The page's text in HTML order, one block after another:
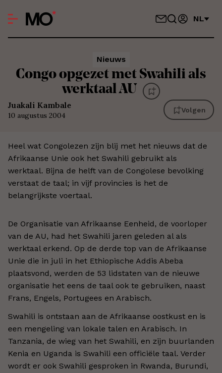
NL
Nieuws
Congo opgezet met Swahili als
werktaal AU
Juakali Kambale
10 augustus 2004
Volgen
Heel wat Congolezen zijn blij met het nieuws dat de
Afrikaanse Unie ook het Swahili gebruikt als
werktaal. Bijna de helft van de Congolese bevolking
verstaat de taal; in vijf provincies is het de
belangrijkste voertaal.
De Organisatie van Afrikaanse Eenheid, de voorloper
van de AU, had het Swahili jaren geleden al als
werktaal erkend. Op de derde top van de Afrikaanse
Unie die in juli in het Ethiopische Addis Abeba
plaatsvond, werden de 53 lidstaten van de nieuwe
organisatie het eens de taal ook te gebruiken, naast
Frans, Engels, Portugees en Arabisch.
Swahili is ontstaan aan de Afrikaanse oostkust en is
een mengeling van lokale talen en Arabisch. In
Tanzania, de wieg van het Swahili, en zijn buurlanden
Kenia en Uganda is Swahili een officiële taal. Verder
wordt er ook Swahili gesproken in Rwanda, Burundi,